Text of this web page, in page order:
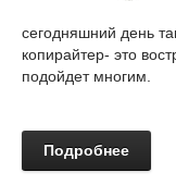
сегодняшний день
копирайтер- это
подойдет многим.
Подробнее